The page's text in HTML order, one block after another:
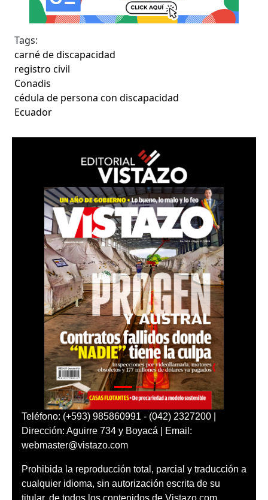
Tags:
carné de discapacidad
registro civil
Conadis
cédula de persona con discapacidad
Ecuador
Teléfono: (+593) 985860991 - (042) 2327200 |
Dirección: Aguirre 734 y Boyacá | Email:
webmaster@vistazo.com
Prohibida la reproducción total, parcial y traducción a
cualquier idioma, sin autorización escrita de su